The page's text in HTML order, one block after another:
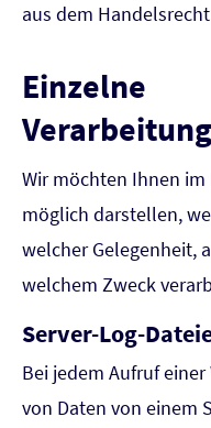
aus dem
Einzelne
Wir möchten Ihnen
möglich darstellen,
welcher Gelegenheit,
welchem Zweck
Server-Log-
Bei jedem Aufruf
von Daten von einem